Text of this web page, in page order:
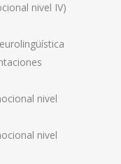
nivel IV)
nivel
nivel